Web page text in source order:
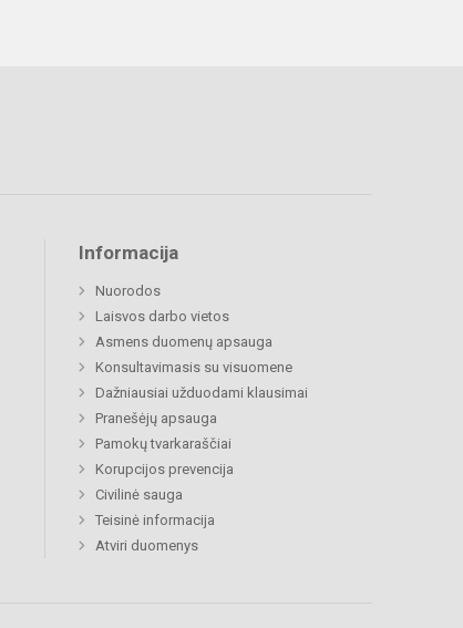
Informacija
Nuorodos
Laisvos darbo vietos
Asmens duomenų apsauga
Konsultavimasis su visuomene
Dažniausiai užduodami klausimai
Pranešėjų apsauga
Pamokų tvarkaraščiai
Korupcijos prevencija
Civilinė sauga
Teisinė informacija
Atviri duomenys